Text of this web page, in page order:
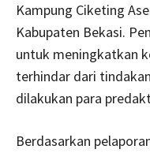
Kampung Ciketing
Kabupaten Bekasi.
untuk meningkatkan
terhindar dari
dilakukan para
Berdasarkan